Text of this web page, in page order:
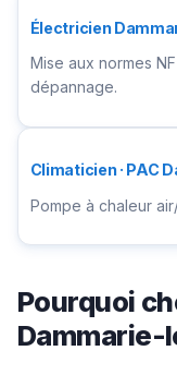
Électricien
Mise aux normes
dépannage.
Climaticien · PAC
Pompe à chaleur
Pourquoi
Dammarie-